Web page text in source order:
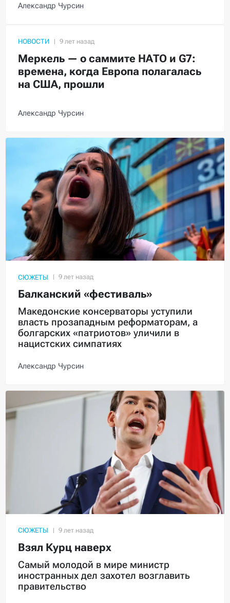
Александр Чурсин
НОВОСТИ
Меркель — о саммите НАТО и G7:
времена, когда Европа полагалась
на США, прошли
Александр Чурсин
СЮЖЕТЫ
Балканский «фестиваль»
Македонские консерваторы уступили
власть прозападным реформаторам, а
болгарских «патриотов» уличили в
нацистских симпатиях
Александр Чурсин
СЮЖЕТЫ
Взял Курц наверх
Самый молодой в мире министр
иностранных дел захотел возглавить
правительство